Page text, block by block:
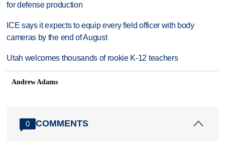
for defense production
ICE says it expects to equip every field officer with body
cameras by the end of August
Utah welcomes thousands of rookie K-12 teachers
Andrew Adams
0 COMMENTS